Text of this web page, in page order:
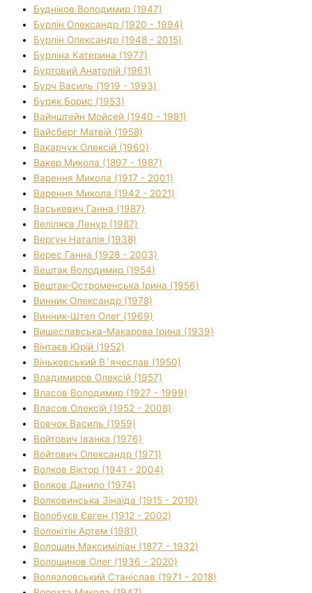
Будніков Володимир (1947)
Бурлін Олександр (1920 - 1994)
Бурлін Олександр (1948 - 2015)
Бурліна Катерина (1977)
Буртовий Анатолій (1961)
Бурч Василь (1919 - 1993)
Буряк Борис (1953)
Вайнштейн Мойсей (1940 - 1981)
Вайсберг Матвій (1958)
Вакарчук Олексій (1960)
Вакер Микола (1897 - 1987)
Варення Микола (1917 - 2001)
Варення Микола (1942 - 2021)
Васькевич Ганна (1987)
Веліляєв Ленур (1987)
Вергун Наталія (1938)
Верес Ганна (1928 - 2003)
Вештак Володимир (1954)
Вештак-Остроменська Ірина (1956)
Винник Олександр (1978)
Винник-Штеп Олег (1969)
Вишеславська-Макарова Ірина (1939)
Вінтаєв Юрій (1952)
Віньковський В`ячеслав (1950)
Владимиров Олексій (1957)
Власов Володимир (1927 - 1999)
Власов Олексій (1952 - 2008)
Вовчок Василь (1959)
Войтович Іванка (1976)
Войтович Олександр (1971)
Волков Віктор (1941 - 2004)
Волков Данило (1974)
Волковинська Зінаїда (1915 - 2010)
Волобуєв Євген (1912 - 2002)
Волокітін Артем (1981)
Волошин Максиміліан (1877 - 1932)
Волошинов Олег (1936 - 2020)
Волязловський Станіслав (1971 - 2018)